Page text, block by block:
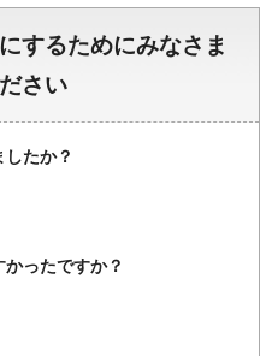
するためにみなさま
さい
たか？
ったですか？